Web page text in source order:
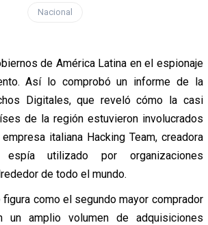
Nacional
de América Latina en el espionaje
Así lo comprobó un informe de la
Digitales, que reveló cómo la casi
de la región estuvieron involucrados
italiana Hacking Team, creadora
utilizado por organizaciones
de todo el mundo.
figura como el segundo mayor comprador
un amplio volumen de adquisiciones